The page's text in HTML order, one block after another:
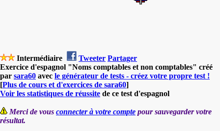
Intermédiaire Tweeter Partager
Exercice d'espagnol "Noms comptables et non comptables" créé
par sara60 avec le générateur de tests - créez votre propre test !
[Plus de cours et d'exercices de sara60]
Voir les statistiques de réussite de ce test d'espagnol
Merci de vous connecter à votre compte pour sauvegarder votre
résultat.